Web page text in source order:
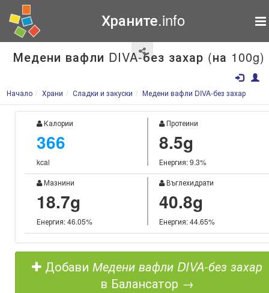
Храните.info
Медени вафли DIVA-без захар (на 100g)
Начало Храни Сладки и закуски Медени вафли DIVA-без захар
Калории
366
kcal
Протеини
8.5g
Енергия: 9.3%
Мазнини
18.7g
Енергия: 46.05%
Въглехидрати
40.8g
Енергия: 44.65%
Добави Медени вафли DIVA-без захар
в Балансатор →